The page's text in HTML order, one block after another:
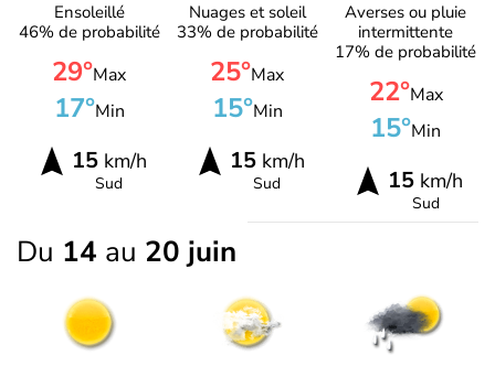
Ensoleillé
46% de probabilité
29°Max
17°Min
15km/h
Sud
Nuages et soleil
33% de probabilité
25°Max
15°Min
15km/h
Sud
Averses ou pluie
intermittente
17% de probabilité
22°Max
15°Min
15 km/h
Sud
Du 14 au 20 juin